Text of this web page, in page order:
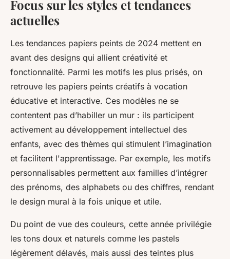
Focus sur les styles et tendances
actuelles
Les tendances papiers peints de 2024 mettent en
avant des designs qui allient créativité et
fonctionnalité. Parmi les motifs les plus prisés, on
retrouve les papiers peints créatifs à vocation
éducative et interactive. Ces modèles ne se
contentent pas d’habiller un mur : ils participent
activement au développement intellectuel des
enfants, avec des thèmes qui stimulent l’imagination
et facilitent l'apprentissage. Par exemple, les motifs
personnalisables permettent aux familles d’intégrer
des prénoms, des alphabets ou des chiffres, rendant
le design mural à la fois unique et utile.
Du point de vue des couleurs, cette année privilégie
les tons doux et naturels comme les pastels
légèrement délavés, mais aussi des teintes plus